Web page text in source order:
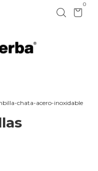
0
chata-acero-inoxidable